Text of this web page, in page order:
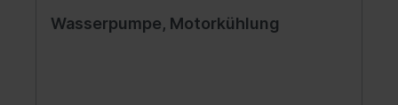
Wasserpumpe, Motorkühlung